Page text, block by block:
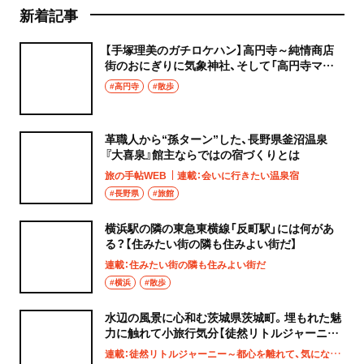
新着記事
【手塚理美のガチロケハン】高円寺～純情商店
街のおにぎりに気象神社、そして「高円寺マシ
タ」へ！
#高円寺 #散歩
革職人から“孫ターン”した、長野県釜沼温泉
『大喜泉』館主ならではの宿づくりとは
旅の手帖WEB 連載：会いに行きたい温泉宿
#長野県 #旅館
横浜駅の隣の東急東横線「反町駅」には何があ
る？【住みたい街の隣も住みよい街だ】
連載：住みたい街の隣も住みよい街だ
#横浜 #散歩
水辺の風景に心和む茨城県茨城町。埋もれた魅
力に触れて小旅行気分【徒然リトルジャーニ
ー】
連載：徒然リトルジャーニー～都心を離れて、気になる土地へ